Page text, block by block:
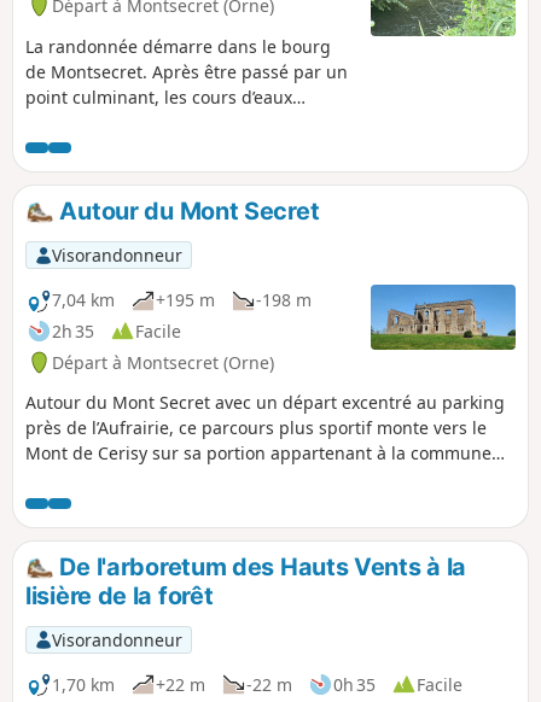
Départ à Montsecret (Orne)
La randonnée démarre dans le bourg
de Montsecret. Après être passé par un
point culminant, les cours d’eaux
accompagnent vers les Vaux vallée du
Noireau approchant ainsi le Mont
Secret... par le Vieux-Saint-Pierre.
Autour du Mont Secret
Visorandonneur
7,04 km
+195 m
-198 m
2h 35
Facile
Départ à Montsecret (Orne)
Autour du Mont Secret avec un départ excentré au parking
près de l’Aufrairie, ce parcours plus sportif monte vers le
Mont de Cerisy sur sa portion appartenant à la commune
dévoilera peut-être ?
De l'arboretum des Hauts Vents à la
lisière de la forêt
Visorandonneur
1,70 km
+22 m -22 m 0h 35
Facile